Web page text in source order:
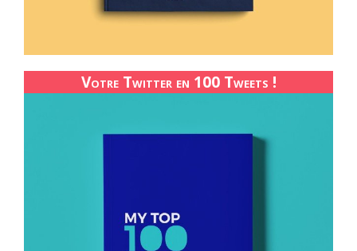
Votre Twitter en 100 Tweets !